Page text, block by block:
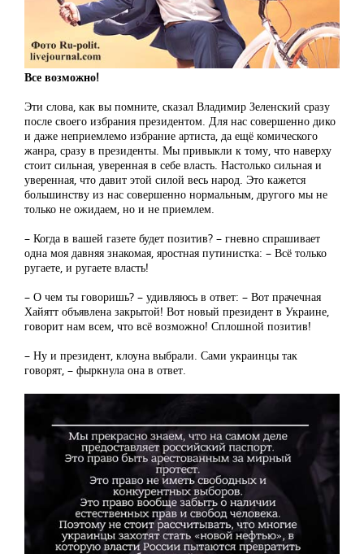
Все возможно!
Эти слова, как вы помните, сказал Владимир Зеленский сразу
после своего избрания президентом. Для нас совершенно дико
и даже неприемлемо избрание артиста, да ещё комического
жанра, сразу в президенты. Мы привыкли к тому, что наверху
стоит сильная, уверенная в себе власть. Настолько сильная и
уверенная, что давит этой силой весь народ. Это кажется
большинству из нас совершенно нормальным, другого мы не
только не ожидаем, но и не приемлем.
– Когда в вашей газете будет позитив? – гневно спрашивает
одна моя давняя знакомая, яростная путинистка: – Всё только
ругаете, и ругаете власть!
– О чем ты говоришь? – удивляюсь в ответ: – Вот прачечная
Хайятт объявлена закрытой! Вот новый президент в Украине,
говорит нам всем, что всё возможно! Сплошной позитив!
– Ну и президент, клоуна выбрали. Сами украинцы так
говорят, – фыркнула она в ответ.